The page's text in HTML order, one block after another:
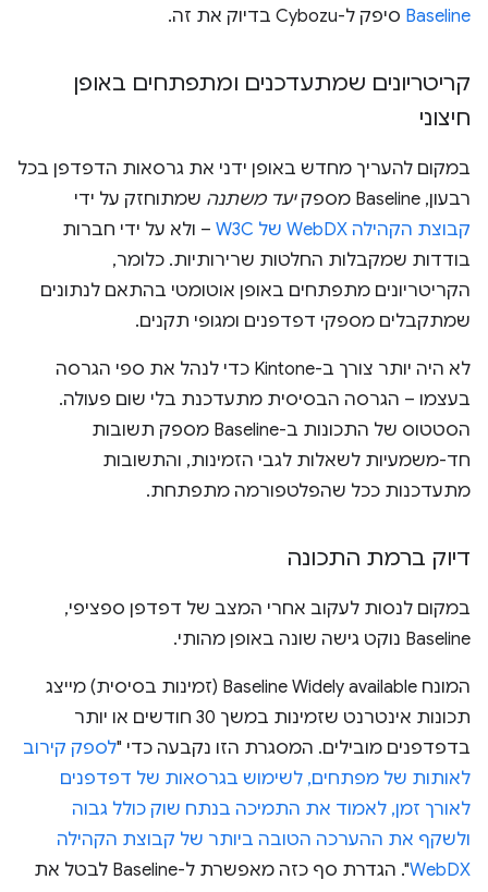
Baseline סיפק ל-Cybozu בדיוק את זה.
קריטריונים שמתעדכנים ומתפתחים באופן
חיצוני
במקום להעריך מחדש באופן ידני את גרסאות הדפדפן בכל
רבעון, Baseline מספק
יעד משתנה שמתוחזק על ידי
קבוצת הקהילה WebDX של W3C
– ולא על ידי חברות
בודדות שמקבלות החלטות שרירותיות. כלומר,
הקריטריונים מתפתחים באופן אוטומטי בהתאם לנתונים
שמתקבלים מספקי דפדפנים ומגופי תקנים.
לא היה יותר צורך ב-Kintone כדי לנהל את ספי הגרסה
בעצמו – הגרסה הבסיסית מתעדכנת בלי שום פעולה.
הסטטוס של התכונות ב-Baseline מספק תשובות
חד-משמעיות לשאלות לגבי הזמינות, והתשובות
מתעדכנות ככל שהפלטפורמה מתפתחת.
דיוק ברמת התכונה
במקום לנסות לעקוב אחרי המצב של דפדפן ספציפי,
Baseline נוקט גישה שונה באופן מהותי.
המונח Baseline Widely available (זמינות בסיסית) מייצג
תכונות אינטרנט שזמינות במשך 30 חודשים או יותר
בדפדפנים מובילים. המסגרת הזו נקבעה כדי "לספק קירוב
לאותות של מפתחים, לשימוש בגרסאות של דפדפנים
לאורך זמן, לאמוד את התמיכה בנתח שוק כולל גבוה
ולשקף את ההערכה הטובה ביותר של קבוצת הקהילה
WebDX
". הגדרת סף כזה מאפשרת ל-Baseline לבטל את